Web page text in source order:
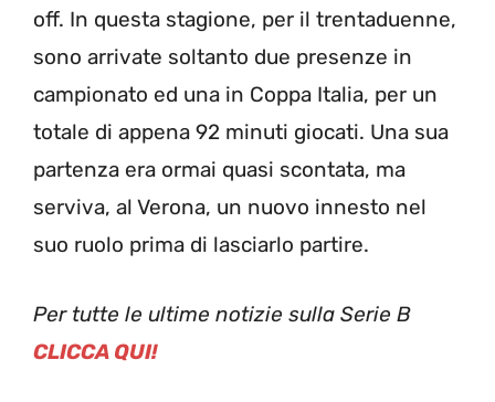
off. In questa stagione, per il trentaduenne,
sono arrivate soltanto due presenze in
campionato ed una in Coppa Italia, per un
totale di appena 92 minuti giocati. Una sua
partenza era ormai quasi scontata, ma
serviva, al Verona, un nuovo innesto nel
suo ruolo prima di lasciarlo partire.
Per tutte le ultime notizie sulla Serie B
CLICCA QUI!